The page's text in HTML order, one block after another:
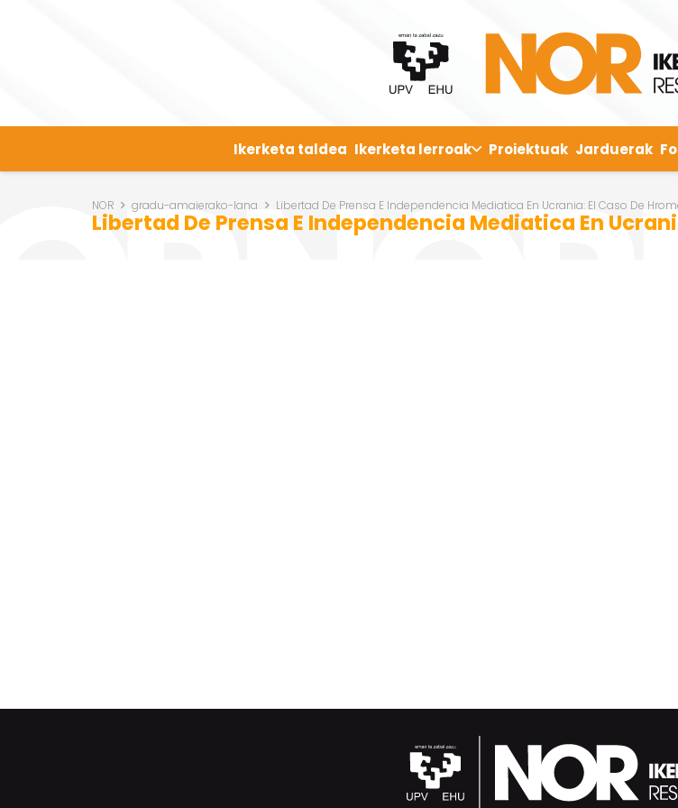
Ikerketa taldea Ikerketa lerroak Proiektuak Jarduerak
NOR gradu-amaierako-lana Libertad De Prensa E Independencia Mediatica En Ucrania: El Caso De
Libertad De Prensa E Independencia Mediatica En